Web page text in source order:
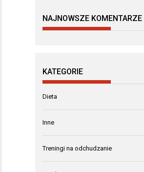
NAJNOWSZE KOMENTARZE
KATEGORIE
Dieta
Inne
Treningi na odchudzanie